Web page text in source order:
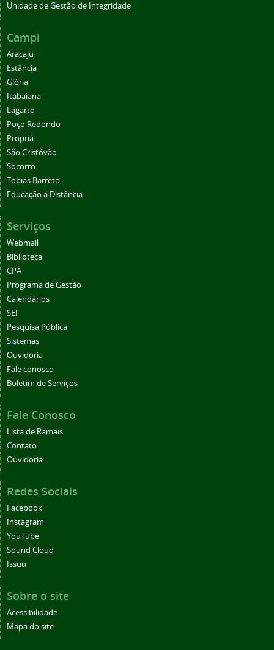
Unidade de Gestão de Integridade
Campi
Aracaju
Estância
Glória
Itabaiana
Lagarto
Poço Redondo
Propriá
São Cristóvão
Socorro
Tobias Barreto
Educação a Distância
Serviços
Webmail
Biblioteca
CPA
Programa de Gestão
Calendários
SEI
Pesquisa Pública
Sistemas
Ouvidoria
Fale conosco
Boletim de Serviços
Fale Conosco
Lista de Ramais
Contato
Ouvidoria
Redes Sociais
Facebook
Instagram
YouTube
Sound Cloud
Issuu
Sobre o site
Acessibilidade
Mapa do site